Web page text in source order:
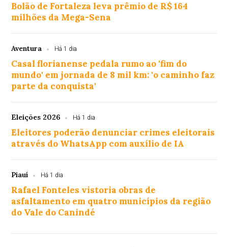
Bolão de Fortaleza leva prêmio de R$ 164
milhões da Mega-Sena
Aventura Há 1 dia
Casal florianense pedala rumo ao 'fim do
mundo' em jornada de 8 mil km: 'o caminho faz
parte da conquista'
Eleições 2026 Há 1 dia
Eleitores poderão denunciar crimes eleitorais
através do WhatsApp com auxílio de IA
Piauí Há 1 dia
Rafael Fonteles vistoria obras de
asfaltamento em quatro municípios da região
do Vale do Canindé